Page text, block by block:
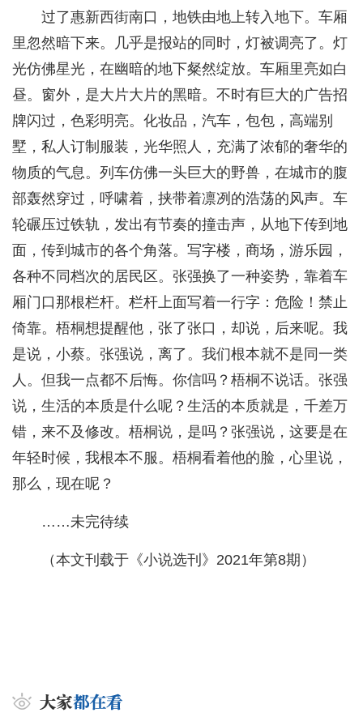
过了惠新西街南口，地铁由地上转入地下。车厢
里忽然暗下来。几乎是报站的同时，灯被调亮了。灯
光仿佛星光，在幽暗的地下粲然绽放。车厢里亮如白
昼。窗外，是大片大片的黑暗。不时有巨大的广告招
牌闪过，色彩明亮。化妆品，汽车，包包，高端别
墅，私人订制服装，光华照人，充满了浓郁的奢华的
物质的气息。列车仿佛一头巨大的野兽，在城市的腹
部轰然穿过，呼啸着，挟带着凛冽的浩荡的风声。车
轮碾压过铁轨，发出有节奏的撞击声，从地下传到地
面，传到城市的各个角落。写字楼，商场，游乐园，
各种不同档次的居民区。张强换了一种姿势，靠着车
厢门口那根栏杆。栏杆上面写着一行字：危险！禁止
倚靠。梧桐想提醒他，张了张口，却说，后来呢。我
是说，小蔡。张强说，离了。我们根本就不是同一类
人。但我一点都不后悔。你信吗？梧桐不说话。张强
说，生活的本质是什么呢？生活的本质就是，千差万
错，来不及修改。梧桐说，是吗？张强说，这要是在
年轻时候，我根本不服。梧桐看着他的脸，心里说，
那么，现在呢？
……未完待续
（本文刊载于《小说选刊》2021年第8期）